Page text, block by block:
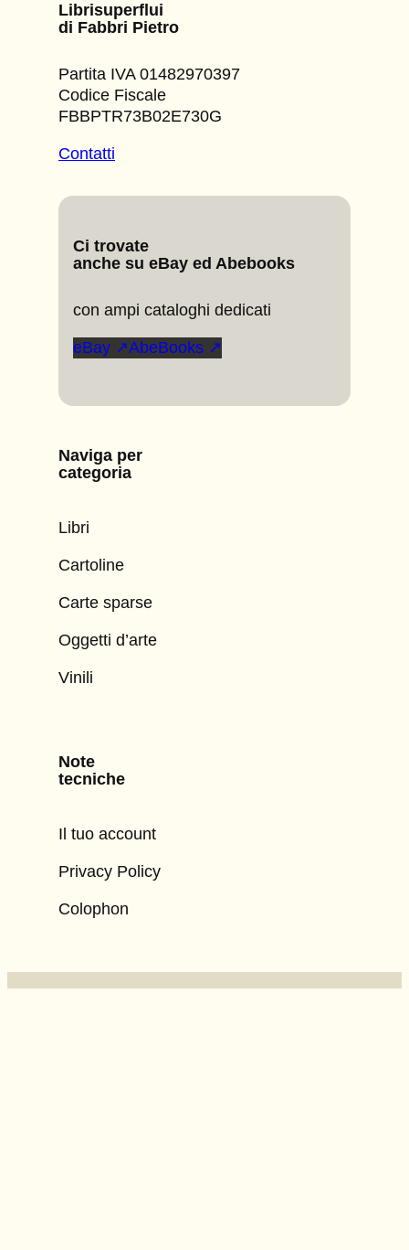
Librisuperflui
di Fabbri Pietro
Partita IVA 01482970397
Codice Fiscale
FBBPTR73B02E730G
Contatti
Ci trovate
anche su eBay ed Abebooks
con ampi cataloghi dedicati
eBay ↗AbeBooks ↗
Naviga per
categoria
Libri
Cartoline
Carte sparse
Oggetti d’arte
Vinili
Note
tecniche
Il tuo account
Privacy Policy
Colophon